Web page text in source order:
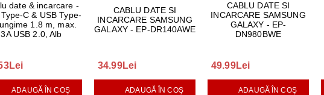
date & incarcare -
C & USB Type-
1.8 m, max.
3A USB 2.0, Alb
ADAUGĂ ÎN COŞ
CABLU DATE SI
INCARCARE SAMSUNG
GALAXY - EP-DR140AWE
34.99Lei
ADAUGĂ ÎN COŞ
CABLU DATE SI
INCARCARE SAMSUNG
GALAXY - EP-
DN980BWE
49.99Lei
ADAUGĂ ÎN COŞ